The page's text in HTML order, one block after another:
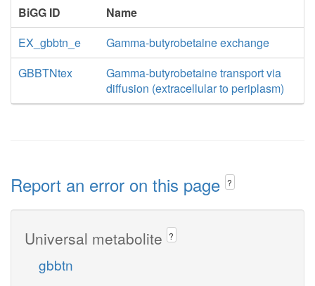
BiGG ID
Name
EX_gbbtn_e
Gamma-butyrobetaine exchange
GBBTNtex
Gamma-butyrobetaine transport via
diffusion (extracellular to periplasm)
Report an error on this page ?
Universal metabolite ?
gbbtn